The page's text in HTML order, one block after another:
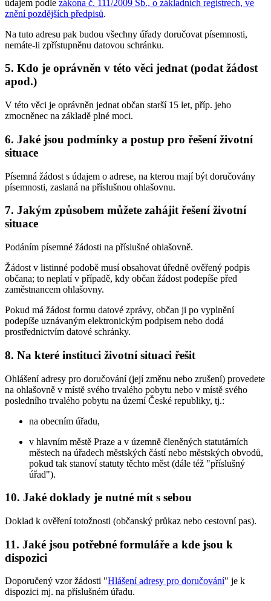
údajem podle zákona č. 111/2009 Sb., o základních registrech, ve
znění pozdějších předpisů.
Na tuto adresu pak budou všechny úřady doručovat písemnosti,
nemáte-li zpřístupněnu datovou schránku.
5. Kdo je oprávněn v této věci jednat (podat žádost
apod.)
V této věci je oprávněn jednat občan starší 15 let, příp. jeho
zmocněnec na základě plné moci.
6. Jaké jsou podmínky a postup pro řešení životní
situace
Písemná žádost s údajem o adrese, na kterou mají být doručovány
písemnosti, zaslaná na příslušnou ohlašovnu.
7. Jakým způsobem můžete zahájit řešení životní
situace
Podáním písemné žádosti na příslušné ohlašovně.
Žádost v listinné podobě musí obsahovat úředně ověřený podpis
občana; to neplatí v případě, kdy občan žádost podepíše před
zaměstnancem ohlašovny.
Pokud má žádost formu datové zprávy, občan ji po vyplnění
podepíše uznávaným elektronickým podpisem nebo dodá
prostřednictvím datové schránky.
8. Na které instituci životní situaci řešit
Ohlášení adresy pro doručování (její změnu nebo zrušení) provedete
na ohlašovně v místě svého trvalého pobytu nebo v místě svého
posledního trvalého pobytu na území České republiky, tj.:
na obecním úřadu,
v hlavním městě Praze a v územně členěných statutárních
městech na úřadech městských částí nebo městských obvodů,
pokud tak stanoví statuty těchto měst (dále též "příslušný
úřad").
10. Jaké doklady je nutné mít s sebou
Doklad k ověření totožnosti (občanský průkaz nebo cestovní pas).
11. Jaké jsou potřebné formuláře a kde jsou k
dispozici
Doporučený vzor žádosti "Hlášení adresy pro doručování" je k
dispozici mj. na příslušném úřadu.